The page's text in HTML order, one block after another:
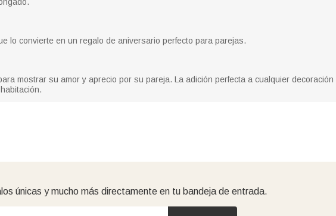
lo convierte en un regalo de aniversario perfecto para parejas.
mostrar su amor y aprecio por su pareja. La adición perfecta a cualquier decoración
únicas y mucho más directamente en tu bandeja de entrada.